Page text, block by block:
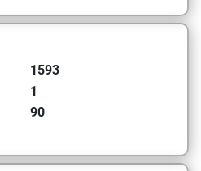
1593
1
90